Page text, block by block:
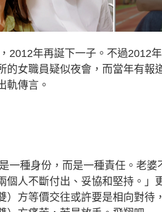
2012年再誕下一子。不過2012
的女職員疑似夜會，而當年有報
軌傳言。
一種身份，而是一種責任。老
個人不斷付出、妥協和堅持。
方等價交往或許要是相向對待